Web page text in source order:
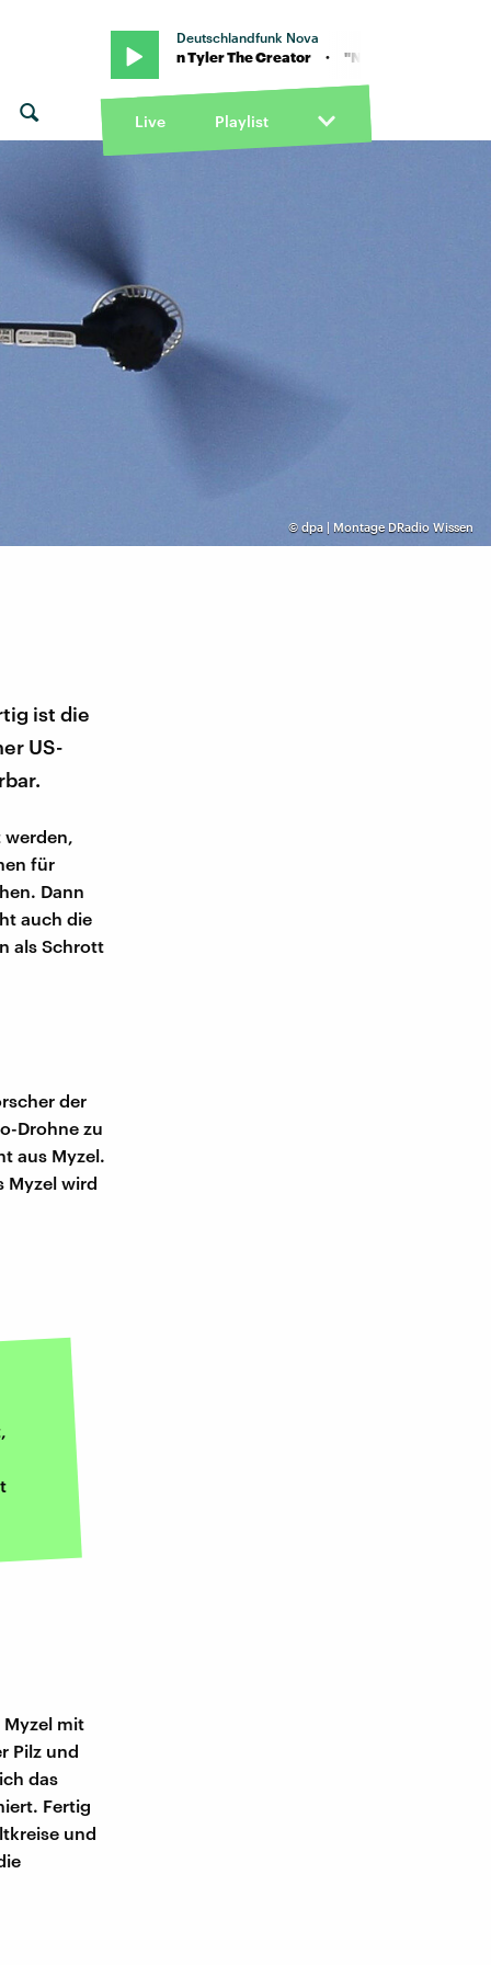
Deutschlandfunk Nova
· "Noid" von Tyler The Creator · "Noid" von Tyler The Creator
Live Playlist
© dpa | Montage DRadio Wissen
ist die
US-
werden,
für
Dann
auch die
als Schrott
der
Drohne zu
aus Myzel.
Myzel wird
Myzel mit
Pilz und
das
Fertig
und